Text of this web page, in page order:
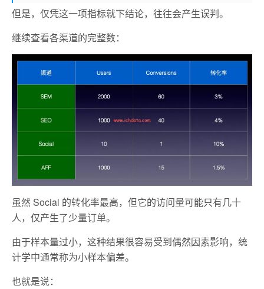
但是，仅凭这一项指标就下结论，往往会产生误判。
继续查看各渠道的完整数：
虽然 Social 的转化率最高，但它的访问量可能只有几十
人，仅产生了少量订单。
由于样本量过小，这种结果很容易受到偶然因素影响，统
计学中通常称为小样本偏差。
也就是说：